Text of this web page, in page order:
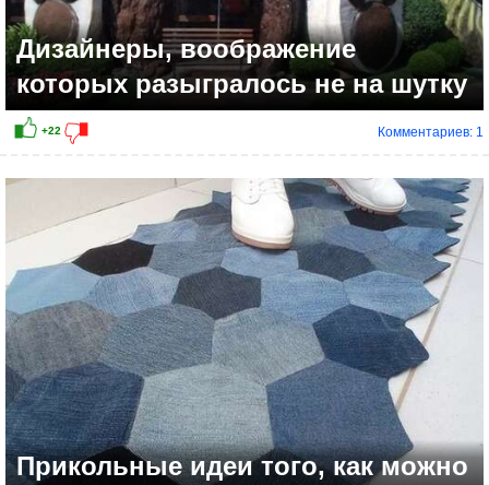
+20
Дизайнеры, воображение
которых разыгралось не на шутку
Комментариев: 1
Прикольные идеи того, как можно